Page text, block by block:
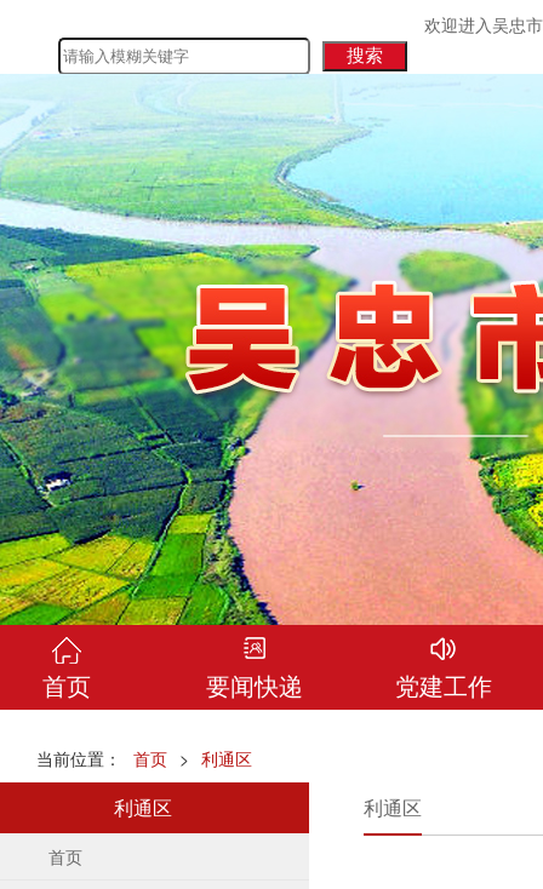
欢迎进入吴忠
首页 要闻快递 党建工作
当前位置： 首页 > 利通区
利通区
首页
利通区